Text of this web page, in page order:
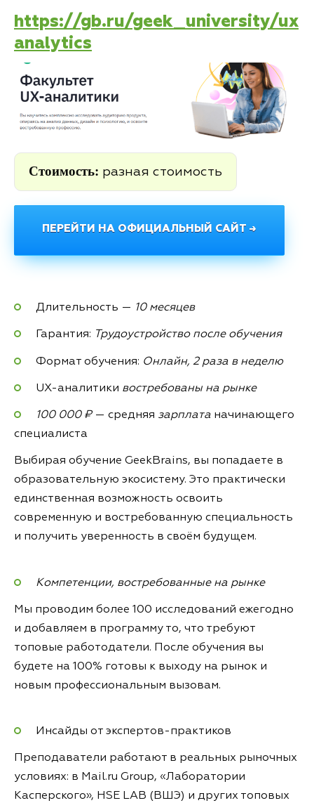
https://gb.ru/geek_university/ux
analytics
Стоимость: разная стоимость
ПЕРЕЙТИ НА ОФИЦИАЛЬНЫЙ САЙТ →
Длительность — 10 месяцев
Гарантия: Трудоустройство после обучения
Формат обучения: Онлайн, 2 раза в неделю
UX-аналитики востребованы на рынке
100 000 ₽— средняя зарплатаначинающего
специалиста
Выбирая обучение GeekBrains, вы попадаете в
образовательную экосистему. Это практически
единственная возможность освоить
современную и востребованную специальность
и получить уверенность в своём будущем.
Компетенции, востребованные на рынке
Мы проводим более 100 исследований ежегодно
и добавляем в программу то, что требуют
топовые работодатели. После обучения вы
будете на 100% готовы к выходу на рынок и
новым профессиональным вызовам.
Инсайды от экспертов-практиков
Преподаватели работают в реальных рыночных
условиях: в Mail.ru Group, «Лаборатории
Касперского», HSE LAB (ВШЭ) и других топовых